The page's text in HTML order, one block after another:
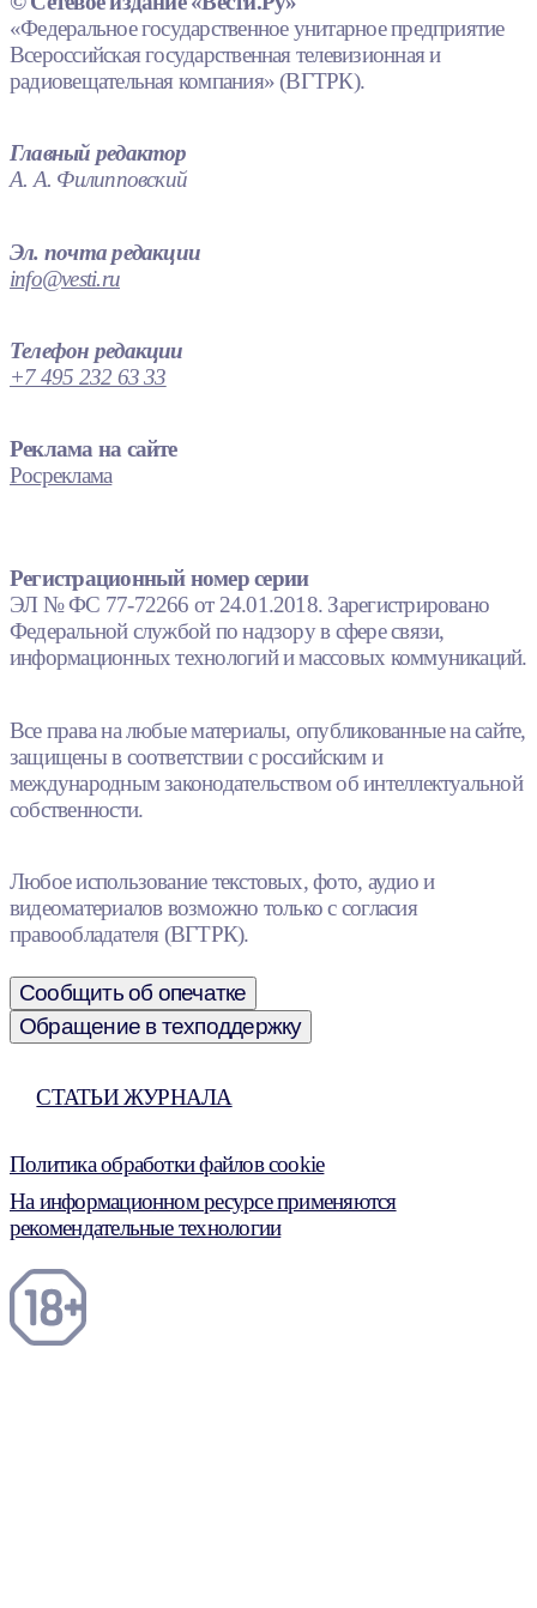
«Федеральное государственное унитарное предприятие
Всероссийская государственная телевизионная и
радиовещательная компания» (ВГТРК).
Главный редактор
А. А. Филипповский
Эл. почта редакции
info@vesti.ru
Телефон редакции
+7 495 232 63 33
Реклама на сайте
Росреклама
Регистрационный номер серии
ЭЛ № ФС 77-72266 от 24.01.2018. Зарегистрировано
Федеральной службой по надзору в сфере связи,
информационных технологий и массовых коммуникаций.
Все права на любые материалы, опубликованные на сайте,
защищены в соответствии с российским и
международным законодательством об интеллектуальной
собственности.
Любое использование текстовых, фото, аудио и
видеоматериалов возможно только с согласия
правообладателя (ВГТРК).
Сообщить об опечатке
Обращение в техподдержку
СТАТЬИ ЖУРНАЛА
Политика обработки файлов cookie
На информационном ресурсе применяются
рекомендательные технологии